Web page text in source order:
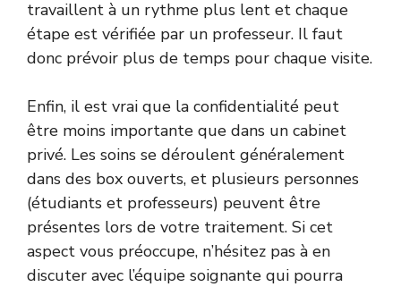
travaillent à un rythme plus lent et chaque
étape est vérifiée par un professeur. Il faut
donc prévoir plus de temps pour chaque visite.
Enfin, il est vrai que la confidentialité peut
être moins importante que dans un cabinet
privé. Les soins se déroulent généralement
dans des box ouverts, et plusieurs personnes
(étudiants et professeurs) peuvent être
présentes lors de votre traitement. Si cet
aspect vous préoccupe, n’hésitez pas à en
discuter avec l’équipe soignante qui pourra